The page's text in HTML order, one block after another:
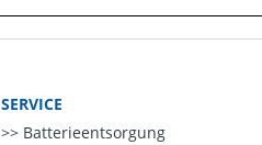
SERVICE
Batterieentsorgung